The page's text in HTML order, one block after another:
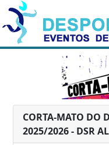
CORTA-MATO DO
2025/2026 - DSR